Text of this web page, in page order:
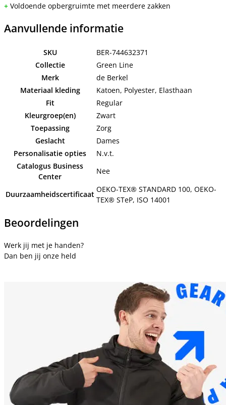
+ Voldoende opbergruimte met meerdere zakken
Aanvullende informatie
SKU
BER-744632371
Collectie
Green Line
Merk
de Berkel
Materiaal kleding
Katoen, Polyester, Elasthaan
Fit
Regular
Kleurgroep(en)
Zwart
Toepassing
Zorg
Geslacht
Dames
Personalisatie opties
N.v.t.
Catalogus Business
Center
Nee
Duurzaamheidscertificaat
OEKO-TEX® STANDARD 100, OEKO-
TEX® STeP, ISO 14001
Beoordelingen
Werk jij met je handen?
Dan ben jij onze held